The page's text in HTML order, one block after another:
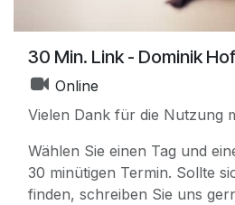
30 Min. Link - Dominik
Online
Vielen Dank für die Nutzung
Wählen Sie einen Tag und
30 minütigen Termin. Sollte
finden, schreiben Sie uns